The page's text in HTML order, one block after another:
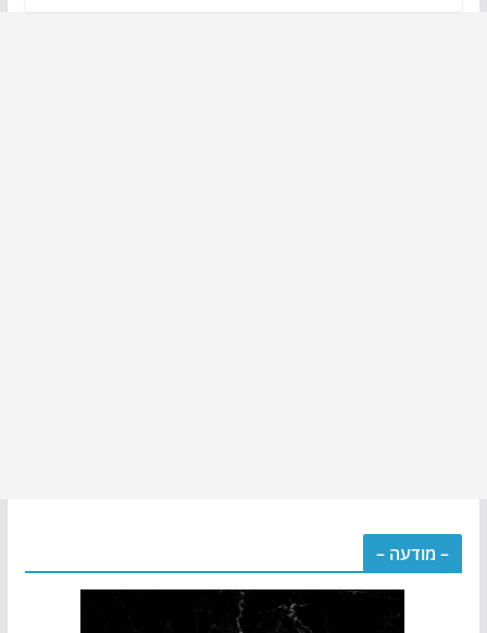
– מודעה –